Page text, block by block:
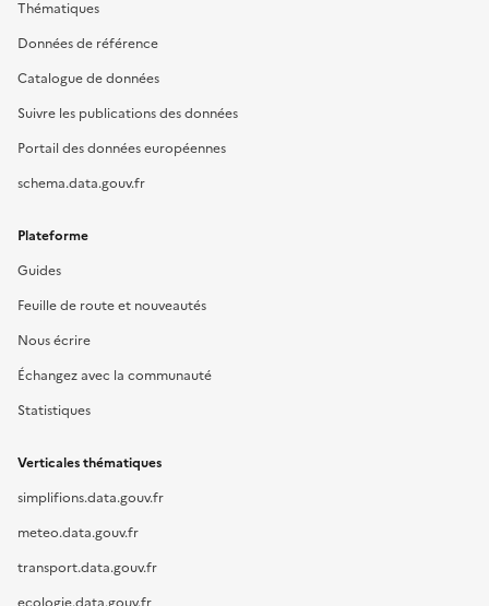
Thématiques
Données de référence
Catalogue de données
Suivre les publications des données
Portail des données européennes
schema.data.gouv.fr
Plateforme
Guides
Feuille de route et nouveautés
Nous écrire
Échangez avec la communauté
Statistiques
Verticales thématiques
simplifions.data.gouv.fr
meteo.data.gouv.fr
transport.data.gouv.fr